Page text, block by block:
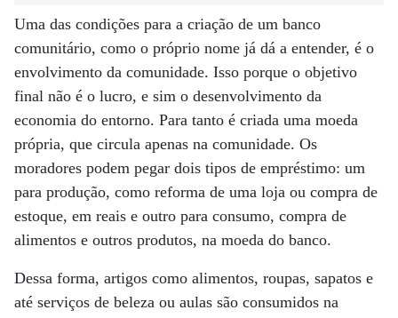
Uma das condições para a criação de um banco
comunitário, como o próprio nome já dá a entender, é o
envolvimento da comunidade. Isso porque o objetivo
final não é o lucro, e sim o desenvolvimento da
economia do entorno. Para tanto é criada uma moeda
própria, que circula apenas na comunidade. Os
moradores podem pegar dois tipos de empréstimo: um
para produção, como reforma de uma loja ou compra de
estoque, em reais e outro para consumo, compra de
alimentos e outros produtos, na moeda do banco.
Dessa forma, artigos como alimentos, roupas, sapatos e
até serviços de beleza ou aulas são consumidos na